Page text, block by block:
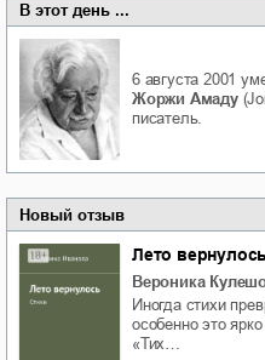
В этот день ...
6 августа 2001
Жоржи Амаду
писатель.
Новый отзыв
Лето
Вероника
Иногда стихи
особенно это
«Тих…